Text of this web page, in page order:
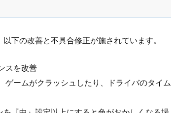
下の改善と不具合修正が施されています。
スを改善
ームがクラッシュしたり、ドライバのタイム